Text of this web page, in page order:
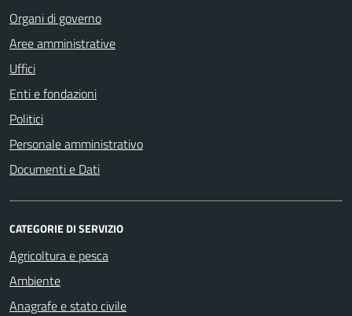
Organi di governo
Aree amministrative
Uffici
Enti e fondazioni
Politici
Personale amministrativo
Documenti e Dati
CATEGORIE DI SERVIZIO
Agricoltura e pesca
Ambiente
Anagrafe e stato civile